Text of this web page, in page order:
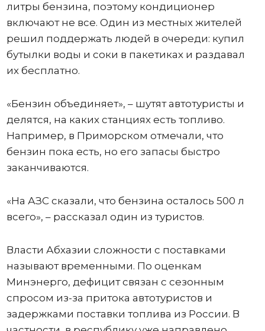
литры бензина, поэтому кондиционер
включают не все. Один из местных жителей
решил поддержать людей в очереди: купил
бутылки воды и соки в пакетиках и раздавал
их бесплатно.
«Бензин объединяет», – шутят автотуристы и
делятся, на каких станциях есть топливо.
Например, в Приморском отмечали, что
бензин пока есть, но его запасы быстро
заканчиваются.
«На АЗС сказали, что бензина осталось 500 л
всего», – рассказал один из туристов.
Власти Абхазии сложности с поставками
называют временными. По оценкам
Минэнерго, дефицит связан с сезонным
спросом из-за притока автотуристов и
задержками поставки топлива из России. В